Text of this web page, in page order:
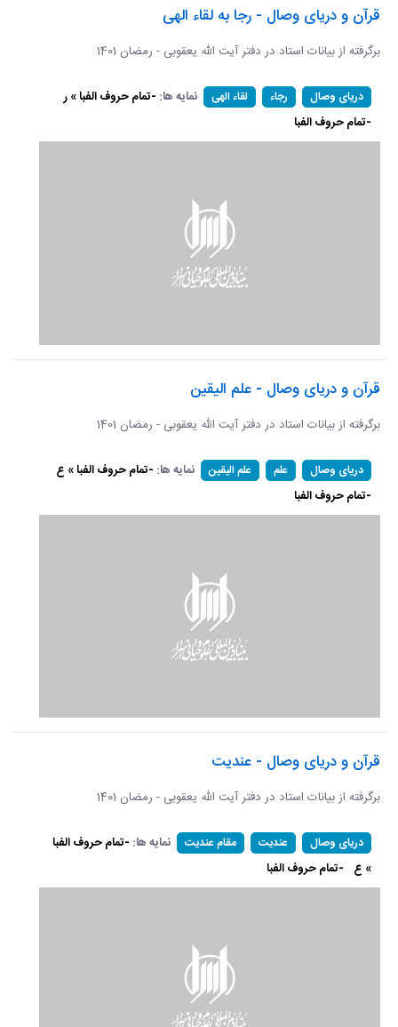
قرآن و دریای وصال - رجا به لقاء الهی
برگرفته از بیانات استاد در دفتر آیت الله یعقوبی - رمضان 1401
دریای وصال رجاء لقاء الهی نمایه ها: -تمام حروف الفبا » ر
-تمام حروف الفبا
قرآن و دریای وصال - علم الیقین
برگرفته از بیانات استاد در دفتر آیت الله یعقوبی - رمضان 1401
دریای وصال علم علم الیقین نمایه ها: -تمام حروف الفبا » ع
-تمام حروف الفبا
قرآن و دریای وصال - عندیت
برگرفته از بیانات استاد در دفتر آیت الله یعقوبی - رمضان 1401
دریای وصال عندیت مقام عندیت نمایه ها: -تمام حروف الفبا
» ع -تمام حروف الفبا